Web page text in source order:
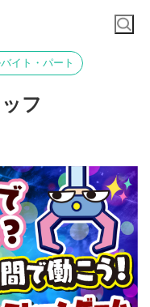
イト・パート
フ